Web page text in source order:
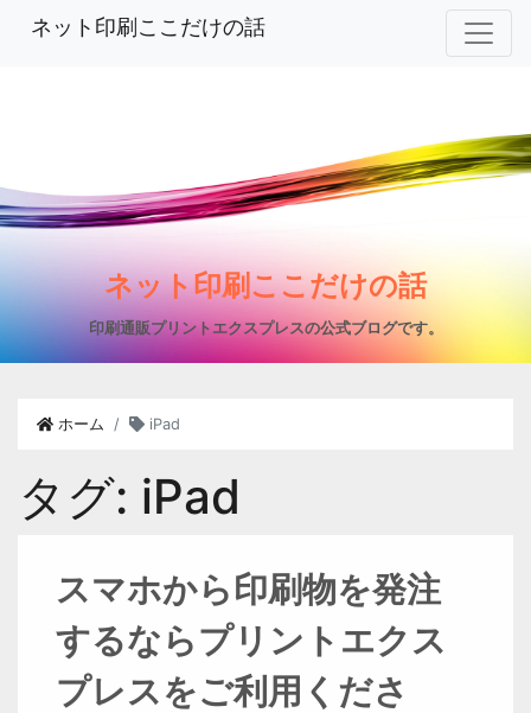
ネット印刷ここだけの話
ネット印刷ここだけの話
印刷通販プリントエクスプレスの公式ブログです。
ホーム iPad
タグ: iPad
スマホから印刷物を発注
するならプリントエクス
プレスをご利用くださ